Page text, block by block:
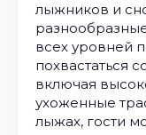
лыжников и
всех уровней
похвастаться
включая
ухоженные
лыжах, гости